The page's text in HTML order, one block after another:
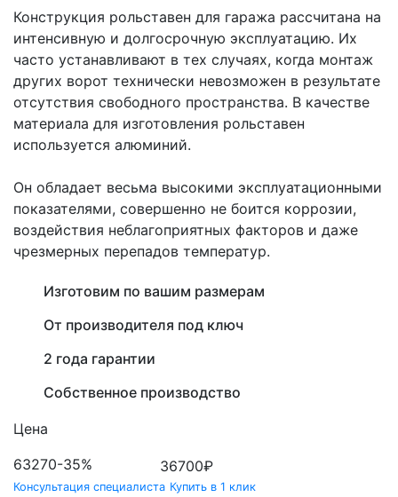
Конструкция рольставен для гаража рассчитана на
интенсивную и долгосрочную эксплуатацию. Их
часто устанавливают в тех случаях, когда монтаж
других ворот технически невозможен в результате
отсутствия свободного пространства. В качестве
материала для изготовления рольставен
используется алюминий.
Он обладает весьма высокими эксплуатационными
показателями, совершенно не боится коррозии,
воздействия неблагоприятных факторов и даже
чрезмерных перепадов температур.
Изготовим по вашим размерам
От производителя под ключ
2 года гарантии
Собственное производство
Цена
63270-35% 36700₽
Консультация специалиста Купить в 1 клик